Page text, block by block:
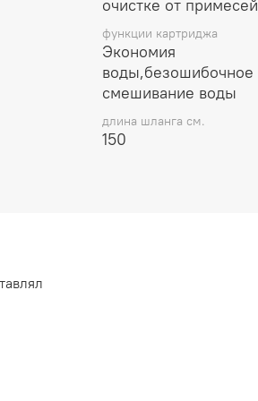
очистке от примесей
функции картриджа
Экономия
воды,безошибочное
смешивание воды
длина шланга см.
150